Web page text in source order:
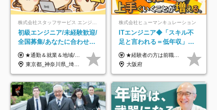
初級エンジニア/未経験歓迎/
全国募集/あなたに合わせた
オリジナル研修をご用
意/AI・IoT/残業平均8時間
★通勤＆就業＆地域/住宅＆役職手当あり ★残業代は全額支給 ★選べる給与制度あり！ ■東京・神奈川・千葉・埼玉勤務の場合 月給24.5万円～55万円＋諸手当 （残業代は全額支給） (20,000円の地域/住宅手当込み) ■愛知・京都・大阪・兵庫勤務の場合 月給24万円以上＋諸手当 （残業代は全額支給） (15,000円の地域/住宅手当込み) ■茨城・栃木・群馬・静岡・三重・滋賀・広島・福岡勤務の場合 月給23.5万円以上＋諸手当 （残業代は全額支給） (10,000円の地域/住宅手当込み) ■北海道・宮城・山梨・長野・岐阜・奈良・和歌山・岡山勤務の場合 月給23万円以上＋諸手当 （残業代は全額支給） (5,000円の地域/住宅手当込み) ■その他のエリア勤務の場合 月給22.5万円以上＋諸手当 （残業代は全額支給） ※経験や能力を考慮し、当社規定により優遇します 【昇給：年一回実施】 【選べる給与制度】 ★収入を重視する方に… 「変動型人事制度」の選択も可能（派遣先からの評価に応じて収入アップ！） ※年2回のタイミングで希望者と面談の上決定します。
東京都_神奈川県_埼玉県_千葉県_大阪府_愛知県_北海道_岩手県_宮城県_山形県_福島県_茨城県_栃木県_群馬県_山梨県_長野県_富山県_石川県_静岡県_岐阜県_三重県_兵庫県_京都府_滋賀県_奈良県_広島県_岡山県_山口県_愛媛県_福岡県_熊本県_長崎県
株式会社ヒューマンキュレーション
ITエンジニア◆「スキル不
足と言われる＝低年収」で
はない！｜ 不安を克服し、
年収アップした社員の実例
★経験者の方は前職の年収以上を保証します ★案件単価を開示した上で80％以上を還元します 月給25万円以上＋賞与年2回 ※経験や能力を考慮の上で優遇します ※試用期間が3ヶ月(その間の給与・待遇・雇用形態に変更はありません) ※月給には月20時間分のみなし残業手当(5万円)を含みます(超過分は別途支給) ★残業平均は月10時間以下ですので、毎月10時間分程度はお得です！
大阪府